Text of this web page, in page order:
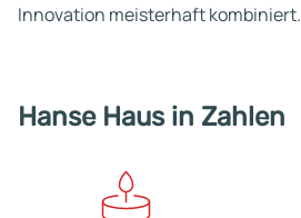
Innovation meisterhaft kombiniert.
Hanse Haus in Zahlen